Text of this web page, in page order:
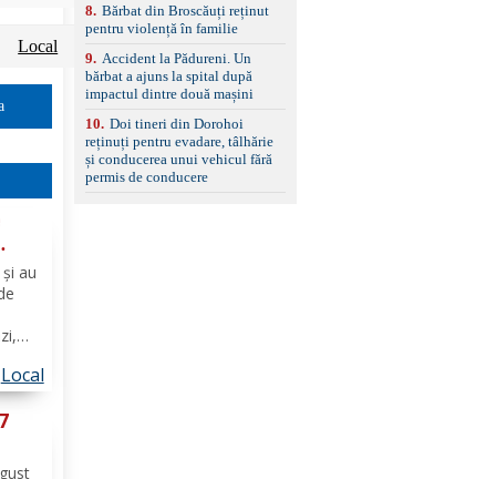
Local
au
Local
8. Bărbat din Broscăuți reținut
pentru violență în familie
9. Accident la Pădureni. Un
bărbat a ajuns la spital după
impactul dintre două mașini
10. Doi tineri din Dorohoi
reținuți pentru evadare, tâlhărie
și conducerea unui vehicul fără
permis de conducere